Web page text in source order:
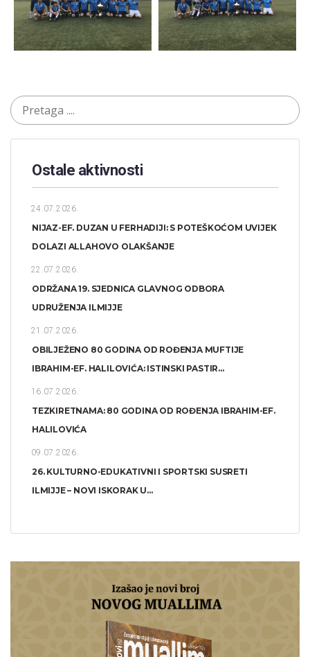
Ostale aktivnosti
24.07.2026.
NIJAZ-EF. DUZAN U FERHADIJI: S POTEŠKOĆOM UVIJEK
DOLAZI ALLAHOVO OLAKŠANJE
22.07.2026.
ODRŽANA 19. SJEDNICA GLAVNOG ODBORA
UDRUŽENJA ILMIJJE
21.07.2026.
OBILJEŽENO 80 GODINA OD ROĐENJA MUFTIJE
IBRAHIM-EF. HALILOVIĆA: ISTINSKI PASTIR...
16.07.2026.
TEZKIRETNAMA: 80 GODINA OD ROĐENJA IBRAHIM-EF.
HALILOVIĆA
09.07.2026.
26. KULTURNO-EDUKATIVNI I SPORTSKI SUSRETI
ILMIJJE – NOVI ISKORAK U...